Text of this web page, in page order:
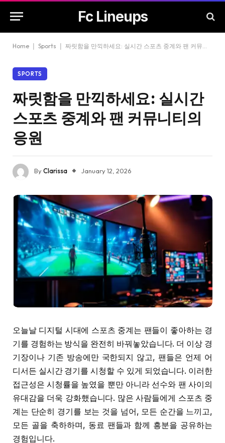
Fc Lineups
Home Sports 짜릿함을 만끽하세요: 실시간 스포츠 중계와 팬 커뮤니티의 응원
SPORTS
짜릿함을 만끽하세요: 실시간
스포츠 중계와 팬 커뮤니티의
응원
ByClarissa January 12, 2026
오늘날 디지털 시대에 스포츠 중계는 팬들이 좋아하는 경
기를 경험하는 방식을 완전히 바꿔놓았습니다. 더 이상 경
기장이나 기존 방송에만 국한되지 않고, 팬들은 언제 어
디서든 실시간 경기를 시청할 수 있게 되었습니다. 이러한
접근성은 시청률을 높였을 뿐만 아니라 선수와 팬 사이의
유대감을 더욱 강화했습니다. 많은 사람들에게 스포츠 중
계는 단순히 경기를 보는 것을 넘어, 모든 순간을 느끼고,
모든 골을 축하하며, 동료 팬들과 함께 흥분을 공유하는
경험입니다.